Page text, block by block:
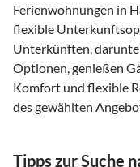
Ferienwohnungen in
flexible
Unterkünften,
Optionen, genießen
Komfort und flexible
des gewählten
Tipps zur Suche